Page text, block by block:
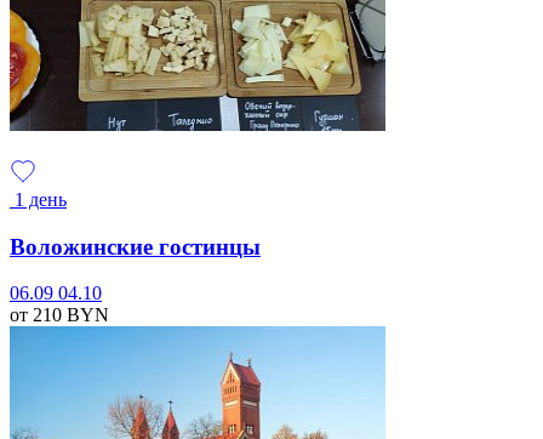
1 день
Воложинские гостинцы
06.09 04.10
от 210 BYN